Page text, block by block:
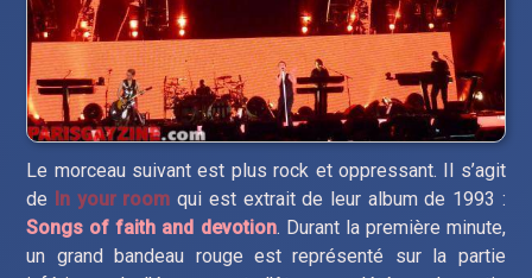
Le morceau suivant est plus rock et oppressant. Il s’agit
de In your room qui est extrait de leur album de 1993 :
Songs of faith and devotion. Durant la première minute,
un grand bandeau rouge est représenté sur la partie